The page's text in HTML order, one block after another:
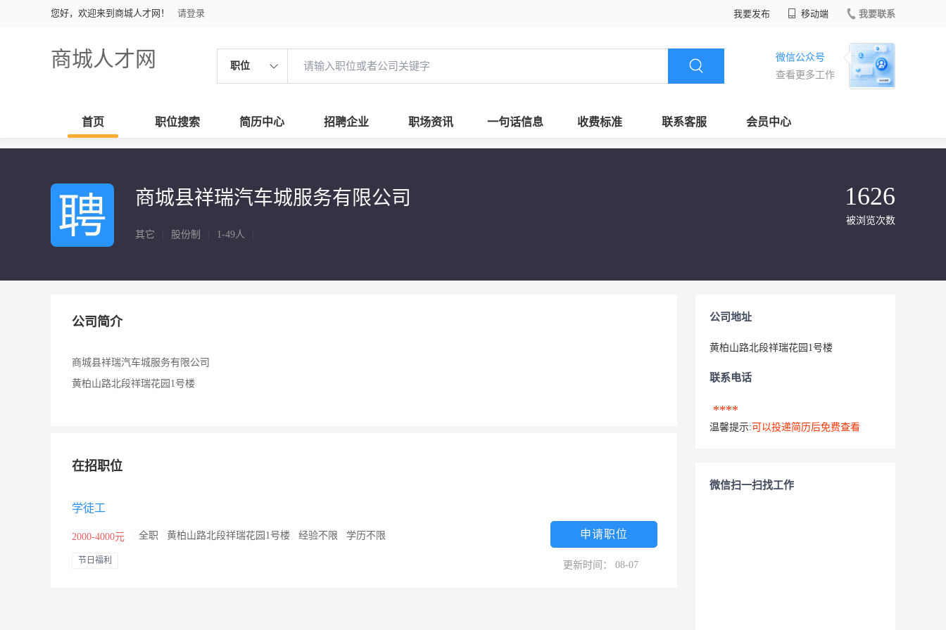
您好，欢迎来到商城人才网！ 请登录 我要发布 移动端 我要联系
商城人才网 职位
微信公众号
查看更多工作
首页 职位搜索 简历中心 招聘企业 职场资讯 一句话信息 收费标准 联系客服 会员中心
商城县祥瑞汽车城服务有限公司
其它 股份制 1-49人
1626
被浏览次数
公司简介
商城县祥瑞汽车城服务有限公司
黄柏山路北段祥瑞花园1号楼
在招职位
学徒工
2000-4000元 全职 黄柏山路北段祥瑞花园1号楼 经验不限 学历不限
节日福利
申请职位
更新时间： 08-07
公司地址
黄柏山路北段祥瑞花园1号楼
联系电话
****
温馨提示: 可以投递简历后免费查看
微信扫一扫找工作